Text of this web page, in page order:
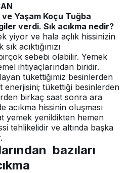
Yaşam Koçu Tuğba
verdi. Sık acıkma nedir?
yiyor ve hala açlık hissinizin
acıktığınızı
sebebi olabilir. Yemek
ihtiyaçlarından biridir.
tükettiğimiz besinlerden
enerjisini; tükettiği besinlerden
birkaç saat sonra ara
acıkma hissinin oluşması
yemek yenildikten hemen
tehlikelidir ve altında başka
bazıları